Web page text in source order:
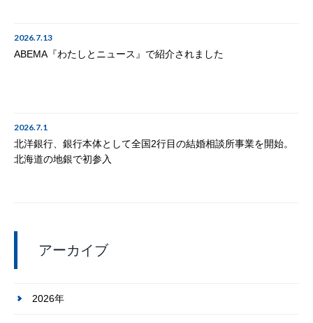
2026.7.13
ABEMA『わたしとニュース』で紹介されました
2026.7.1
北洋銀行、銀行本体として全国2行目の結婚相談所事業を開始。
北海道の地銀で初参入
アーカイブ
2026年